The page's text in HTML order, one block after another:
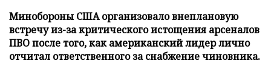
Минобороны США организовало внеплановую
встречу из-за критического истощения арсеналов
ПВО после того, как американский лидер лично
отчитал ответственного за снабжение чиновника.